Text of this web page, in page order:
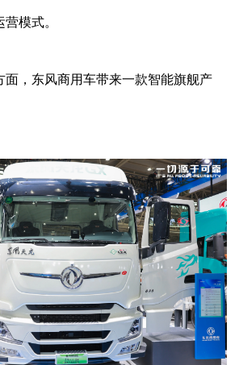
模式。
面，东风商用车带来一款智能旗舰产